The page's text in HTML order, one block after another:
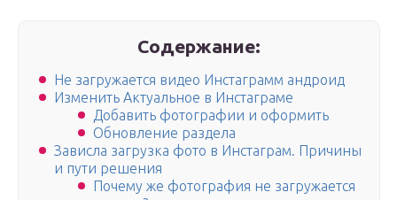
Содержание:
Не загружается видео Инстаграмм андроид
Изменить Актуальное в Инстаграме
Добавить фотографии и оформить
Обновление раздела
Зависла загрузка фото в Инстаграм. Причины
и пути решения
Почему же фотография не загружается